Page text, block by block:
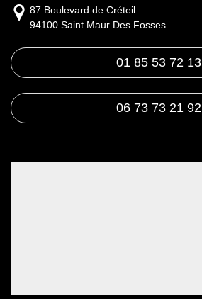
87 Boulevard de Créteil
94100 Saint Maur Des Fosses
01 85 53 72 13
06 73 73 21 92